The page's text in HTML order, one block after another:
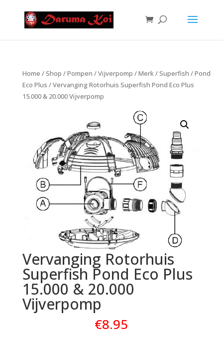
Home /Shop /Pompen /Vijverpomp /Merk/Superfish /Pond
Eco Plus / Vervanging Rotorhuis Superfish Pond Eco Plus
15.000 & 20.000 Vijverpomp
Vervanging Rotorhuis
Superfish Pond Eco Plus
15.000 & 20.000
Vijverpomp
€8.95